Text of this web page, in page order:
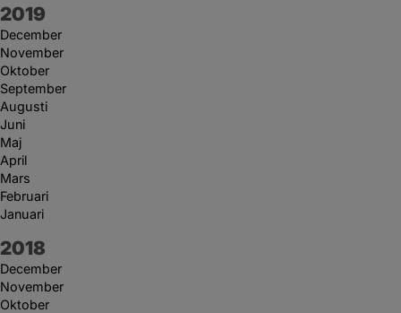
År:
2019
December
November
Oktober
September
Augusti
Juni
Maj
April
Mars
Februari
Januari
År:
2018
December
November
Oktober